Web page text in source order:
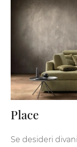
Place
Se desideri